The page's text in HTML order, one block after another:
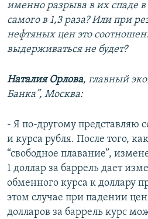
именно разрыва в их спаде в
самого в 1,3 раза? Или при
нефтяных цен это
выдерживаться не будет?
Наталия Орлова, главный
Банка”, Москва:
- Я по-другому представляю
и курса рубля. После того,
“свободное плавание”,
1 доллар за баррель дает
обменного курса к доллару
этом случае при падении
долларов за баррель курс